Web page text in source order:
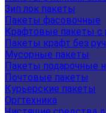
Зип лок пакеты
Пакеты фасовочные
Крафтовые пакеты с
Пакеты крафт без
Мусорные пакеты
Пакеты подарочные
Почтовые пакеты
Курьерские пакеты
Оргтехника